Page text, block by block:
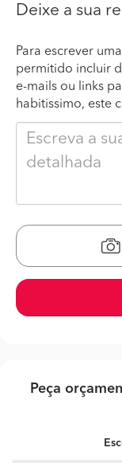
Deixe a sua
Para escrever
permitido incluir
e-mails ou links
habitissimo, este
Peça